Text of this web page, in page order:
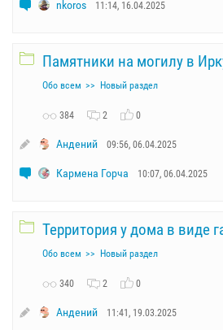
nkoros 11:14, 16.04.2025
Памятники на могилу в
Обо всем Новый раздел
384 2 0
Андений 09:56, 06.04.2025
Кармена Горча 10:07, 06.04.2025
Территория у дома в виде
Обо всем Новый раздел
340 2 0
Андений 11:41, 19.03.2025